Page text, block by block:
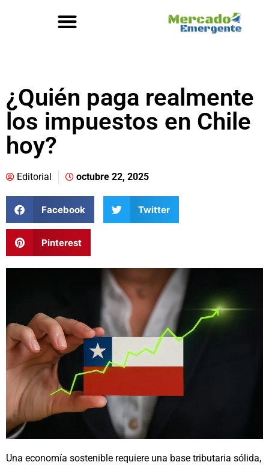
¿Quién paga realmente
los impuestos en Chile
hoy?
Editorial octubre 22, 2025
Facebook Twitter
Pinterest
Una economía sostenible requiere una base tributaria sólida,